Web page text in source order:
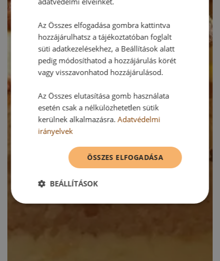
Az Összes elfogadása gombra kattintva
hozzájárulhatsz a tájékoztatóban foglalt
süti adatkezelésekhez, a Beállítások alatt
pedig módosíthatod a hozzájárulás körét
vagy visszavonhatod hozzájárulásod.
Az Összes elutasítása gomb használata
esetén csak a nélkülözhetetlen sütik
kerülnek alkalmazásra.Adatvédelmi
irányelvek
ÖSSZES ELFOGADÁSA
BEÁLLÍTÁSOK